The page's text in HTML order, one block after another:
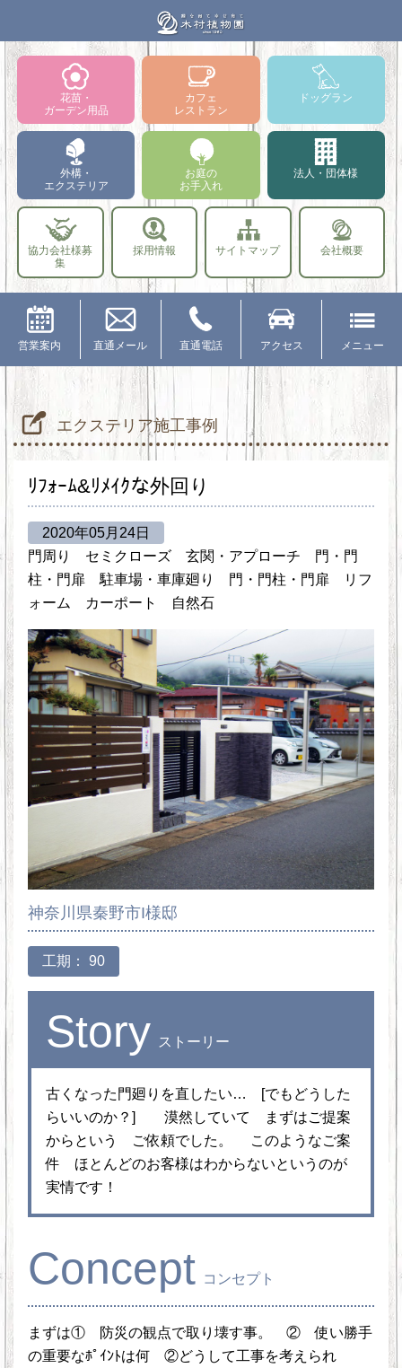
花苗・
ガーデン用品
カフェ
レストラン
ドッグラン
外構・
エクステリア
お庭の
お手入れ
法人・団体様
協力会社様募
集
採用情報 サイトマップ 会社概要
営業案内 直通メール 直通電話 アクセス メニュー
エクステリア施工事例
ﾘﾌｫｰﾑ&ﾘﾒｲｸな外回り
2020年05月24日
門周り
セミクローズ 玄関・アプローチ
門・門
柱・門扉
駐車場・車庫廻り 門・門柱・門扉
リフ
ォーム
カーポート 自然石
神奈川県秦野市I様邸
工期： 90
Story ストーリー
古くなった門廻りを直したい… [でもどうした
らいいのか？] 漠然していて まずはご提案
からという ご依頼でした。 このようなご案
件 ほとんどのお客様はわからないというのが
実情です！
Concept コンセプト
まずは① 防災の観点で取り壊す事。 ② 使い勝手
の重要なﾎﾟｲﾝﾄは何 ②どうして工事を考えられ